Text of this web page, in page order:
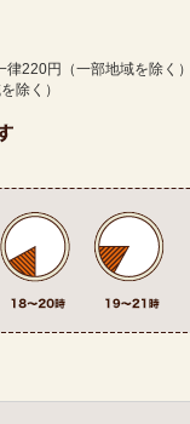
律220円（一部地域を除く
除く）